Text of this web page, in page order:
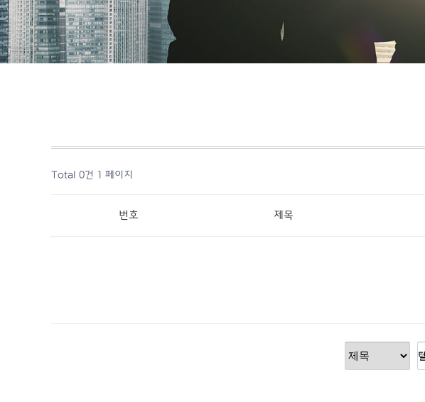
Total 0건 1 페이지
번호 제목